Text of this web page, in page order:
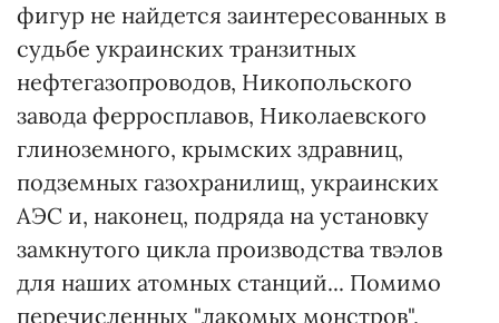
фигур не найдется заинтересованных в
судьбе украинских транзитных
нефтегазопроводов, Никопольского
завода ферросплавов, Николаевского
глиноземного, крымских здравниц,
подземных газохранилищ, украинских
АЭС и, наконец, подряда на установку
замкнутого цикла производства твэлов
для наших атомных станций... Помимо
перечисленных "лакомых монстров",